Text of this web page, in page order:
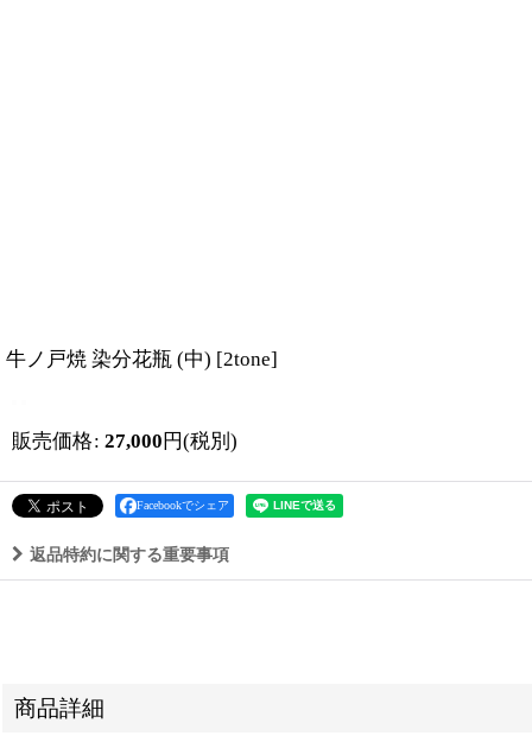
牛ノ戸焼 染分花瓶 (中) [2tone]
販売価格: 27,000 円(税別)
Facebookでシェア
返品特約に関する重要事項
商品詳細